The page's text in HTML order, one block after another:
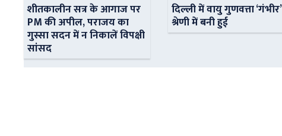
शीतकालीन सत्र के आगाज पर
PM की अपील, पराजय का
गुस्सा सदन में न निकालें विपक्षी
सांसद
दिल्ली में वायु गुणवत्ता ‘गंभीर’
श्रेणी में बनी हुई